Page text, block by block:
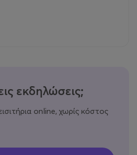
εκδηλώσεις;
online, χωρίς κόστος